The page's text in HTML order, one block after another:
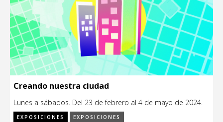
Creando nuestra ciudad
Lunes a sábados. Del 23 de febrero al 4 de mayo de 2024.
EXPOSICIONES
EXPOSICIONES